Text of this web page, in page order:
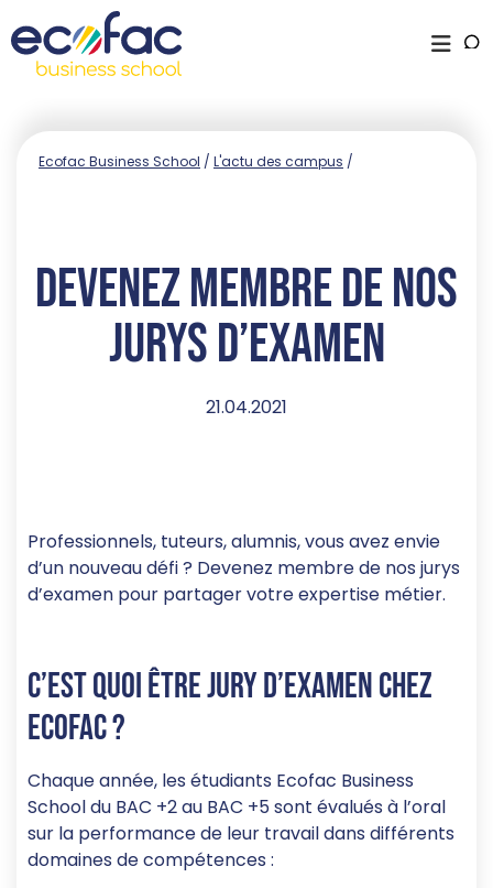
Ecofac Business School / L'actu des campus /
Devenez membre de nos
jurys d’examen
21.04.2021
Professionnels, tuteurs, alumnis, vous avez envie
d’un nouveau défi ? Devenez membre de nos jurys
d’examen pour partager votre expertise métier.
C’est quoi être jury d’examen chez
Ecofac ?
Chaque année, les étudiants Ecofac Business
School du BAC +2 au BAC +5 sont évalués à l’oral
sur la performance de leur travail dans différents
domaines de compétences :